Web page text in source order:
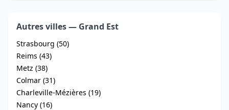
Autres villes — Grand Est
Strasbourg (50)
Reims (43)
Metz (38)
Colmar (31)
Charleville-Mézières (19)
Nancy (16)